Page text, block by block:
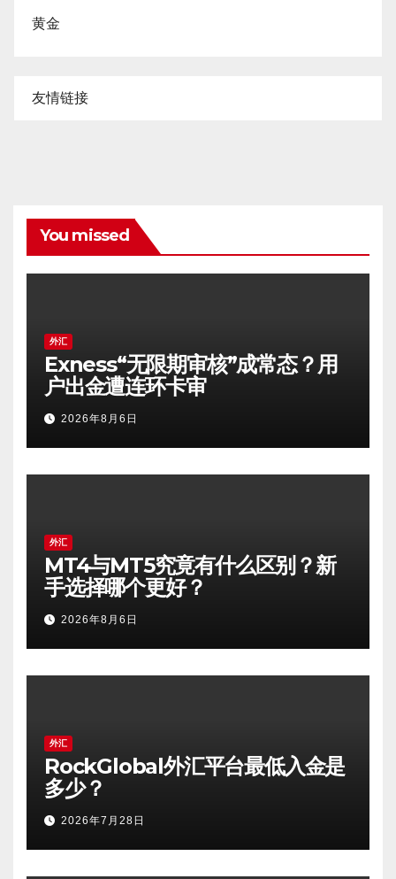
黄金
友情链接
You missed
外汇
Exness“无限期审核”成常态？用
户出金遭连环卡审
2026年8月6日
外汇
MT4与MT5究竟有什么区别？新
手选择哪个更好？
2026年8月6日
外汇
RockGlobal外汇平台最低入金是
多少？
2026年7月28日